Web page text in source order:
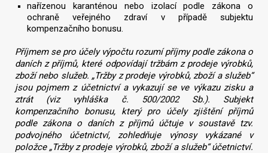
nařízenou karanténou nebo izolací podle zákona o
ochraně veřejného zdraví v případě subjektu
kompenzačního bonusu.
Příjmem se pro účely výpočtu rozumí příjmy podle zákona o
daních z příjmů, které odpovídají tržbám z prodeje výrobků,
zboží nebo služeb. „Tržby z prodeje výrobků, zboží a služeb“
jsou pojmem z účetnictví a vykazují se ve výkazu zisku a
ztrát (viz vyhláška č. 500/2002 Sb.). Subjekt
kompenzačního bonusu, který pro účely zjištění příjmů
podle zákona o daních z příjmů účtuje v soustavě tzv.
podvojného účetnictví, zohledňuje výnosy vykázané v
položce „Tržby z prodeje výrobků, zboží a služeb“ účetnictví.